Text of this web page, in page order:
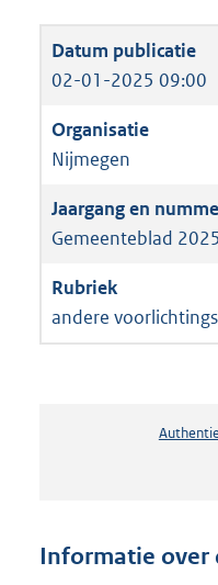
02-01-2025 09:00
Nijmegen
Gemeenteblad
andere
Informatie over